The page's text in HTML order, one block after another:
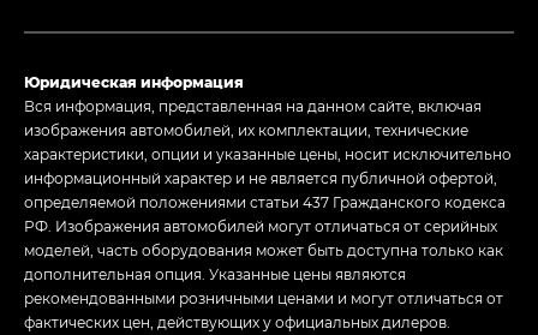
Юридическая информация
Вся информация, представленная на данном сайте, включая
изображения автомобилей, их комплектации, технические
характеристики, опции и указанные цены, носит исключительно
информационный характер и не является публичной офертой,
определяемой положениями статьи 437 Гражданского кодекса
РФ. Изображения автомобилей могут отличаться от серийных
моделей, часть оборудования может быть доступна только как
дополнительная опция. Указанные цены являются
рекомендованными розничными ценами и могут отличаться от
фактических цен, действующих у официальных дилеров.